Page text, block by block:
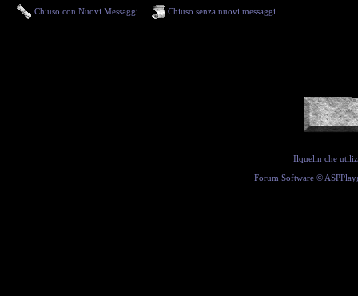
Chiuso con Nuovi Messaggi Chiuso senza nuovi messaggi
Ilquelin che
Forum Software ©